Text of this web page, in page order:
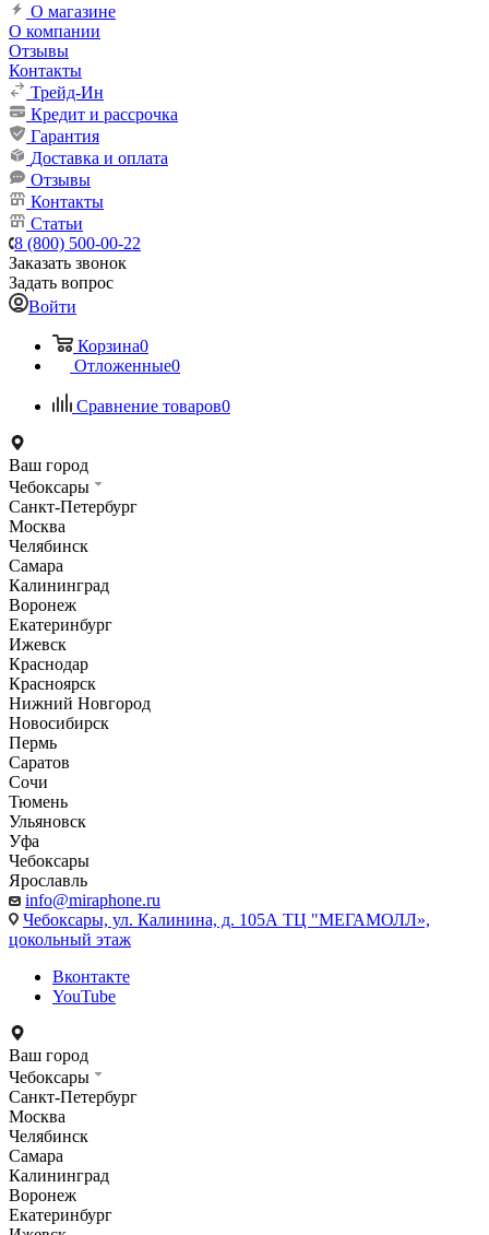
О магазине
О компании
Отзывы
Контакты
Трейд-Ин
Кредит и рассрочка
Гарантия
Доставка и оплата
Отзывы
Контакты
Статьи
8 (800) 500-00-22
Заказать звонок
Задать вопрос
Войти
Корзина0
Отложенные0
Сравнение товаров0
Ваш город
Чебоксары
Санкт-Петербург
Москва
Челябинск
Самара
Калининград
Воронеж
Екатеринбург
Ижевск
Краснодар
Красноярск
Нижний Новгород
Новосибирск
Пермь
Саратов
Сочи
Тюмень
Ульяновск
Уфа
Чебоксары
Ярославль
info@miraphone.ru
Чебоксары, ул. Калинина, д. 105А ТЦ "МЕГАМОЛЛ»,
цокольный этаж
Вконтакте
YouTube
Ваш город
Чебоксары
Санкт-Петербург
Москва
Челябинск
Самара
Калининград
Воронеж
Екатеринбург